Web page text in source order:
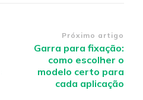
Próximo artigo
Garra para fixação:
como escolher o
modelo certo para
cada aplicação